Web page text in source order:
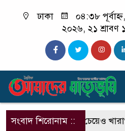
ঢাকা
০৪:৩৮
২০২৬, ২১ শ্রাবণ
সংবাদ শিরোনাম ::
ছাত্রলীগের চেয়েও খারাপ